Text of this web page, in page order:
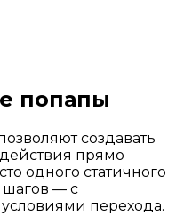
попапы
создавать
прямо
одного статичного
шагов — с
перехода.